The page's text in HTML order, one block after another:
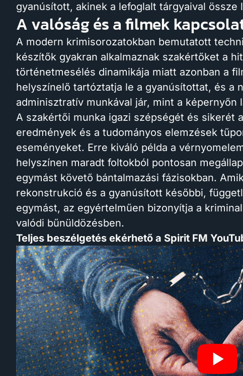
gyanúsított, akinek a lefoglalt tárgyaival össze
A valóság és a filmek
A modern krimisorozatokban bemutatott
készítők gyakran alkalmaznak szakértőket a
történetmesélés dinamikája miatt azonban a
helyszínelő tartóztatja le a gyanúsítottat, és a
adminisztratív munkával jár, mint a
A szakértői munka igazi szépségét és sikerét
eredmények és a tudományos elemzések
eseményeket. Erre kiváló példa a
helyszínen maradt foltokból pontosan
egymást követő bántalmazási fázisokban.
rekonstrukció és a gyanúsított későbbi,
egymást, az egyértelműen bizonyítja a
valódi bűnüldözésben.
Teljes beszélgetés ekérhető a Spirit FM